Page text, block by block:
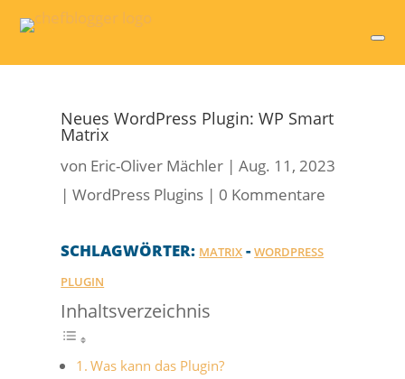
Neues WordPress Plugin: WP Smart
Matrix
von Eric-Oliver Mächler |Aug. 11, 2023
|WordPress Plugins | 0 Kommentare
SCHLAGWÖRTER: MATRIX -WORDPRESS
PLUGIN
Inhaltsverzeichnis
Was kann das Plugin?